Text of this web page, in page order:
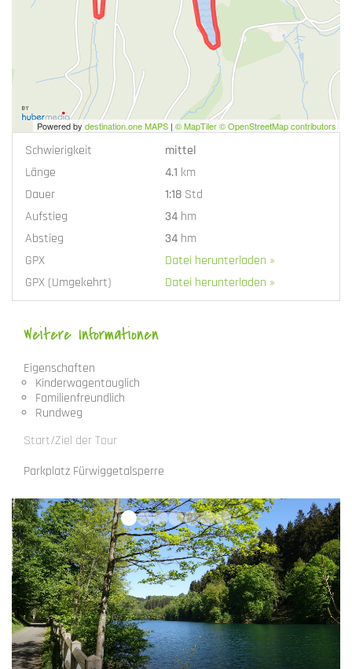
Powered bydestination.one MAPS | © MapTiler © OpenStreetMap contributors
Schwierigkeit
mittel
Länge
4.1 km
Dauer
1:18 Std
Aufstieg
34 hm
Abstieg
34 hm
GPX
Datei herunterladen »
GPX (Umgekehrt)
Datei herunterladen »
Weitere Informationen
Eigenschaften
Kinderwagentauglich
Familienfreundlich
Rundweg
Start/Ziel der Tour
Parkplatz Fürwiggetalsperre